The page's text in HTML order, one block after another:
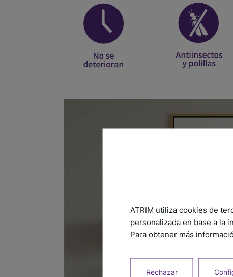
ATRIM utiliza cookies de
personalizada en base a la
Para obtener más
Rechazar